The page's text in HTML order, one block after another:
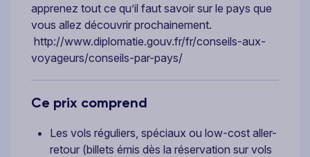
apprenez tout ce qu’il faut savoir sur le pays que
vous allez découvrir prochainement.
http://www.diplomatie.gouv.fr/fr/conseils-aux-
voyageurs/conseils-par-pays/
Ce prix comprend
Les vols réguliers, spéciaux ou low-cost aller-
retour (billets émis dès la réservation sur vols